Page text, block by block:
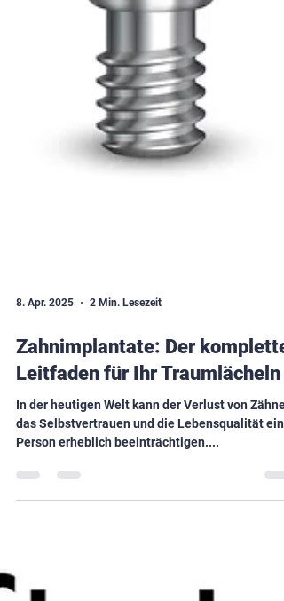
8. Apr. 2025 2 Min. Lesezeit
Zahnimplantate: Der komplette
Leitfaden für Ihr Traumlächeln
In der heutigen Welt kann der Verlust von